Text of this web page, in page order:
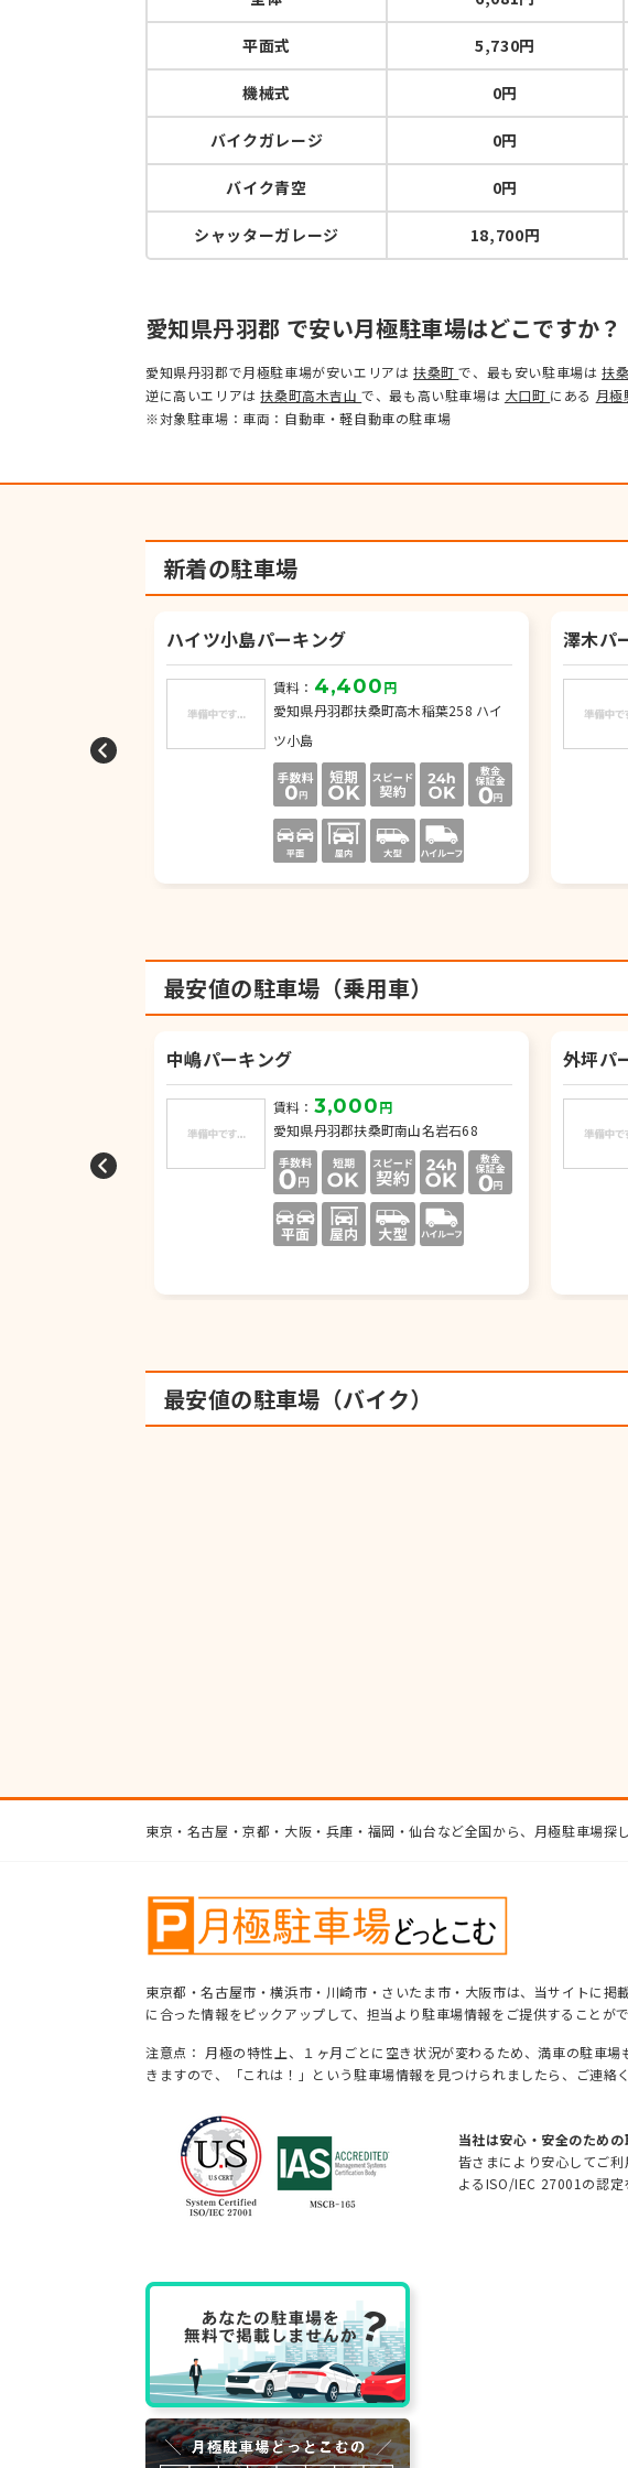
平面式 5,730円
機械式 0円
バイクガレージ 0円
バイク青空 0円
シャッターガレージ 18,700円
愛知県丹羽郡 で安い月極駐車場はどこですか？
愛知県丹羽郡で月極駐車場が安いエリアは扶桑町で、最も安い駐車場は扶
逆に高いエリアは扶桑町高木吉山で、最も高い駐車場は 大口町 にある 月極
※対象駐車場：車両：自動車・軽自動車の駐車場
新着の駐車場
ハイツ小島パーキング
賃料： 4,400円
愛知県丹羽郡扶桑町高木稲葉258 ハイ
ツ小島
澤木パ
最安値の駐車場（乗用車）
中嶋パーキング
賃料： 3,000円
愛知県丹羽郡扶桑町南山名岩石68
外坪パ
最安値の駐車場（バイク）
東京・名古屋・京都・大阪・兵庫・福岡・仙台など全国から、月極駐車場探
東京都・名古屋市・横浜市・川崎市・さいたま市・大阪市は、当サイトに
に合った情報をピックアップして、担当より駐車場情報をご提供することが
注意点： 月極の特性上、１ヶ月ごとに空き状況が変わるため、満車の駐車
きますので、「これは！」という駐車場情報を見つけられましたら、ご連絡く
当社は安心・安全のための
皆さまにより安心してご
よるISO/IEC 27001の認定